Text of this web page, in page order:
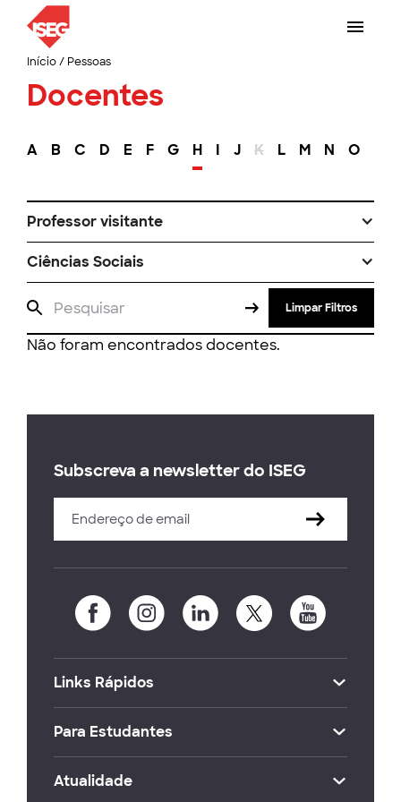
Início/ Pessoas
Docentes
A B C D E F G H I J K L M N O
Professor visitante
Ciências Sociais
Limpar Filtros
Não foram encontrados docentes.
Subscreva a newsletter do ISEG
Links Rápidos
Para Estudantes
Atualidade